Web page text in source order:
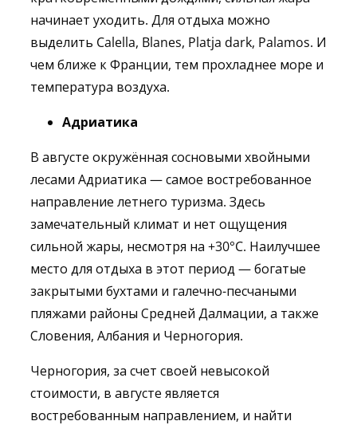
начинает уходить. Для отдыха можно
выделить Calella, Blanes, Platja dark, Palamos. И
чем ближе к Франции, тем прохладнее море и
температура воздуха.
Адриатика
В августе окружённая сосновыми хвойными
лесами Адриатика — самое востребованное
направление летнего туризма. Здесь
замечательный климат и нет ощущения
сильной жары, несмотря на +30°C. Наилучшее
место для отдыха в этот период — богатые
закрытыми бухтами и галечно-песчаными
пляжами районы Средней Далмации, а также
Словения, Албания и Черногория.
Черногория, за счет своей невысокой
стоимости, в августе является
востребованным направлением, и найти